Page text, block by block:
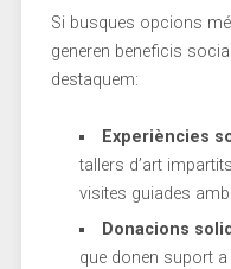
Si busques opcions
generen beneficis
destaquem:
Experiències‍
tallers d’art
visites guiades
Donacions
que donen​ suport